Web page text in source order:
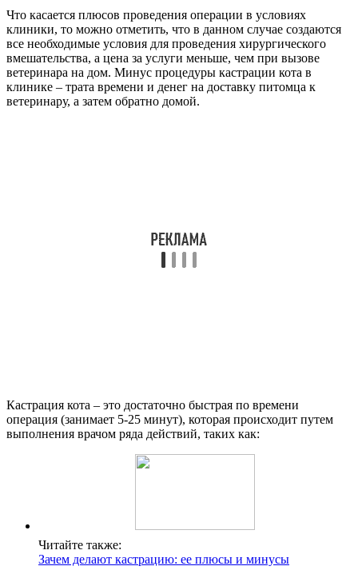
Что касается плюсов проведения операции в условиях
клиники, то можно отметить, что в данном случае создаются
все необходимые условия для проведения хирургического
вмешательства, а цена за услуги меньше, чем при вызове
ветеринара на дом. Минус процедуры кастрации кота в
клинике – трата времени и денег на доставку питомца к
ветеринару, а затем обратно домой.
Кастрация кота – это достаточно быстрая по времени
операция (занимает 5-25 минут), которая происходит путем
выполнения врачом ряда действий, таких как:
Читайте также:
Зачем делают кастрацию: ее плюсы и минусы